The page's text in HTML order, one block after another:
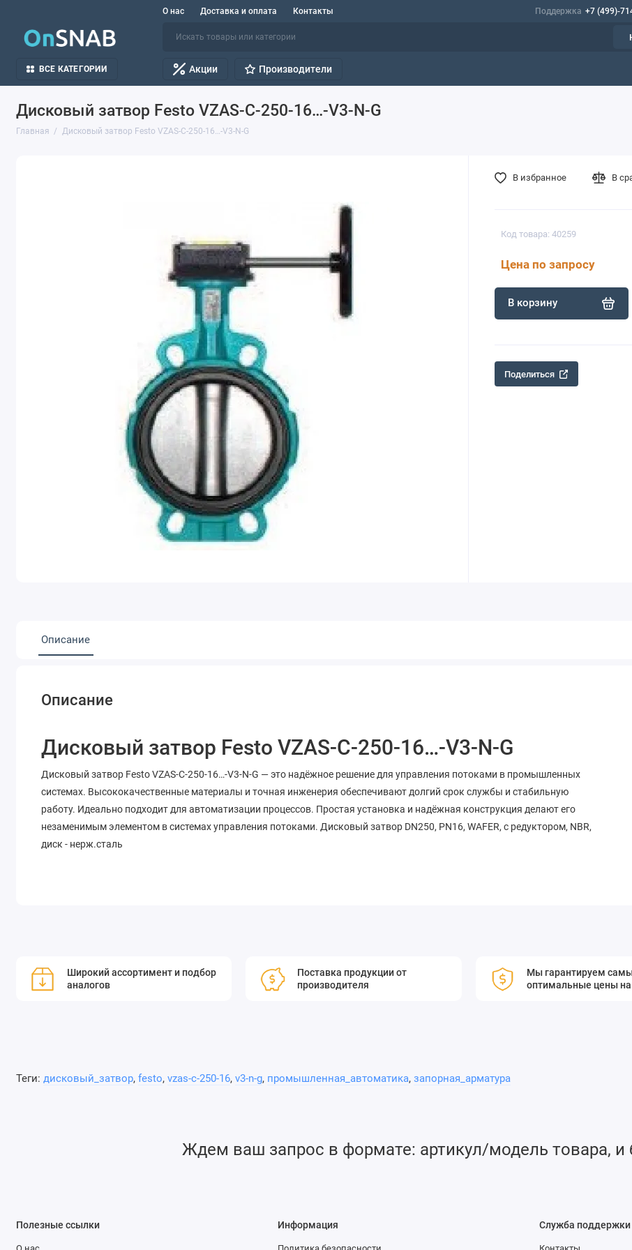
О нас Доставка и оплата Контакты Поддержка +7 (499)-
ВСЕ КАТЕГОРИИ Акции Производители
Дисковый затвор Festo VZAS-C-250-16…-V3-N-G
Главная Дисковый затвор Festo VZAS-C-250-16…-V3-N-G
Код товара: 40259
Цена по запросу
В корзину
В избранное В
Поделиться
Описание
Описание
Дисковый затвор Festo VZAS-C-250-16…-V3-N-G
Дисковый затвор Festo VZAS-C-250-16…-V3-N-G — это надёжное решение для управления потоками в промышленных
системах. Высококачественные материалы и точная инженерия обеспечивают долгий срок службы и стабильную
работу. Идеально подходит для автоматизации процессов. Простая установка и надёжная конструкция делают его
незаменимым элементом в системах управления потоками. Дисковый затвор DN250, PN16, WAFER, с редуктором, NBR,
диск - нерж.сталь
Широкий ассортимент и подбор
аналогов
Поставка продукции от
производителя
Мы гарантируем
оптимальные цены
Теги: дисковый_затвор, festo, vzas-c-250-16, v3-n-g, промышленная_автоматика, запорная_арматура
Ждем ваш запрос в формате: артикул/модель товара, и
Полезные ссылки Информация Служба поддержки